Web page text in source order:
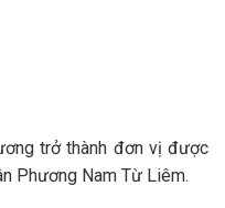
trở thành đơn vị được
Phương Nam Từ Liêm.